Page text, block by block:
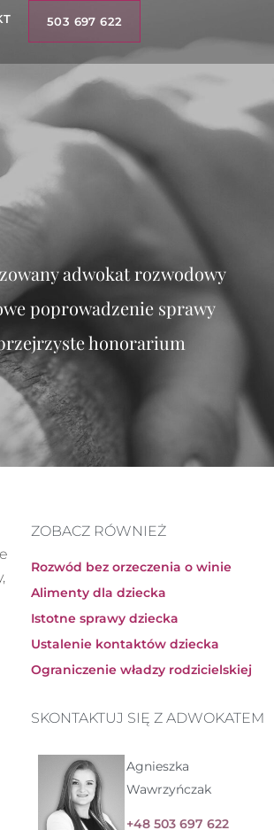
503 697 622
adwokat rozwodowy​
poprowadzenie sprawy​
honorarium​
ZOBACZ RÓWNIEŻ
Rozwód bez orzeczenia o winie
Alimenty dla dziecka
Istotne sprawy dziecka
Ustalenie kontaktów dziecka
Ograniczenie władzy rodzicielskiej
SKONTAKTUJ SIĘ Z ADWOKATEM
Agnieszka
Wawrzyńczak
+48 503 697 622